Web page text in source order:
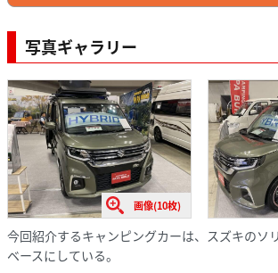
写真ギャラリー
画像(10枚)
今回紹介するキャンピングカーは、スズキのソ
ベースにしている。